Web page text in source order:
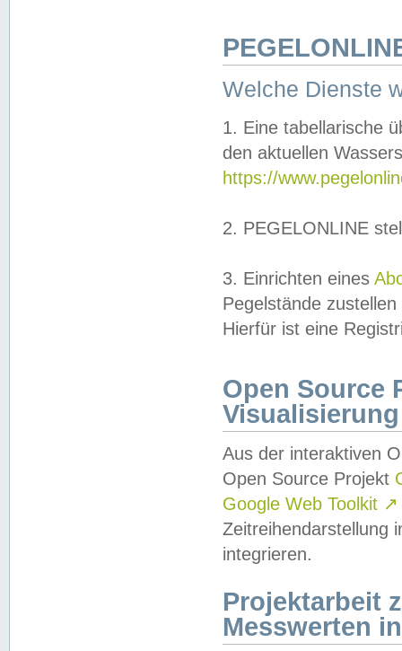
Welche Dienste
1. Eine tabellarische
den aktuellen
https://
2. PEGELONLINE
3. Einrichten eines
Pegelstände
Hierfür ist eine
Open Source
Visualisierung
Aus der interaktiven
Open Source Projekt
Google Web Toolkit ↗
Zeitreihendarstellung
integrieren.
Projektarbeit
Messwerten